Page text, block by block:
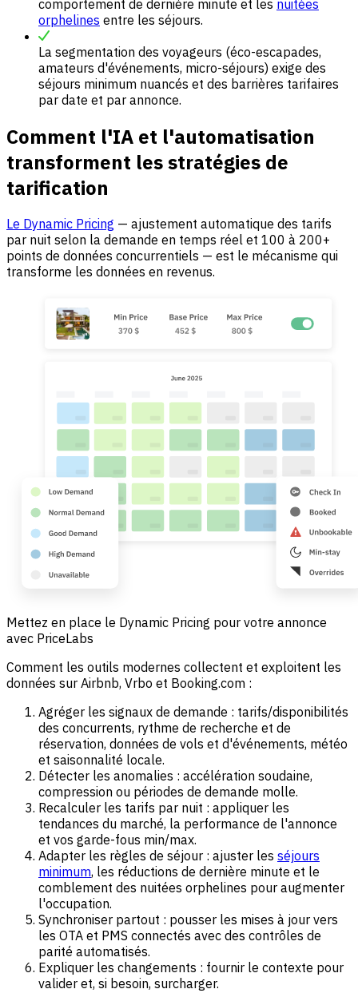
comportement de dernière minute et les nuitées
orphelines entre les séjours.
La segmentation des voyageurs (éco-escapades,
amateurs d'événements, micro-séjours) exige des
séjours minimum nuancés et des barrières tarifaires
par date et par annonce.
Comment l'IA et l'automatisation
transforment les stratégies de
tarification
Le Dynamic Pricing — ajustement automatique des tarifs
par nuit selon la demande en temps réel et 100 à 200+
points de données concurrentiels — est le mécanisme qui
transforme les données en revenus.
Mettez en place le Dynamic Pricing pour votre annonce
avec PriceLabs
Comment les outils modernes collectent et exploitent les
données sur Airbnb, Vrbo et Booking.com :
Agréger les signaux de demande : tarifs/disponibilités
des concurrents, rythme de recherche et de
réservation, données de vols et d'événements, météo
et saisonnalité locale.
Détecter les anomalies : accélération soudaine,
compression ou périodes de demande molle.
Recalculer les tarifs par nuit : appliquer les
tendances du marché, la performance de l'annonce
et vos garde-fous min/max.
Adapter les règles de séjour : ajuster les séjours
minimum, les réductions de dernière minute et le
comblement des nuitées orphelines pour augmenter
l'occupation.
Synchroniser partout : pousser les mises à jour vers
les OTA et PMS connectés avec des contrôles de
parité automatisés.
Expliquer les changements : fournir le contexte pour
valider et, si besoin, surcharger.